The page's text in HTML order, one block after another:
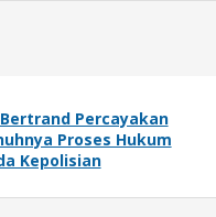
Percayakan
Proses Hukum
Kepolisian